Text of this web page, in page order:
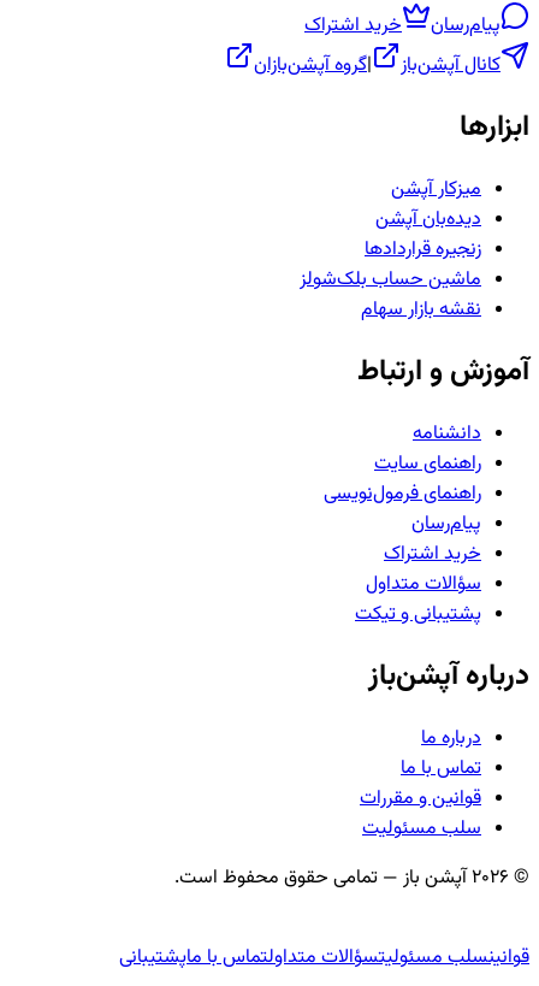
پیام‌رسان
خرید اشتراک
کانال آپشن‌باز
|گروه آپشن‌بازان
ابزارها
میزکار آپشن
دیده‌بان آپشن
زنجیره قراردادها
ماشین حساب بلک‌شولز
نقشه بازار سهام
آموزش و ارتباط
دانشنامه
راهنمای سایت
راهنمای فرمول‌نویسی
پیام‌رسان
خرید اشتراک
سؤالات متداول
پشتیبانی و تیکت
درباره آپشن‌باز
درباره ما
تماس با ما
قوانین و مقررات
سلب مسئولیت
©
2026آپشن باز — تمامی حقوق محفوظ است.
قوانینسلب مسئولیتسؤالات متداولتماس با ماپشتیبانی